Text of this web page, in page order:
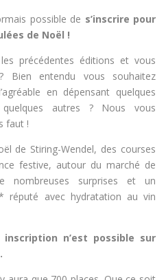
possible de s’inscrire pour
de Noël !
précédentes éditions et vous
Bien entendu vous souhaitez
en dépensant quelques
autres ? Nous vous
faut !
de Stiring-Wendel, des courses
festive, autour du marché de
surprises et un
réputé avec hydratation au vin
n’est possible sur